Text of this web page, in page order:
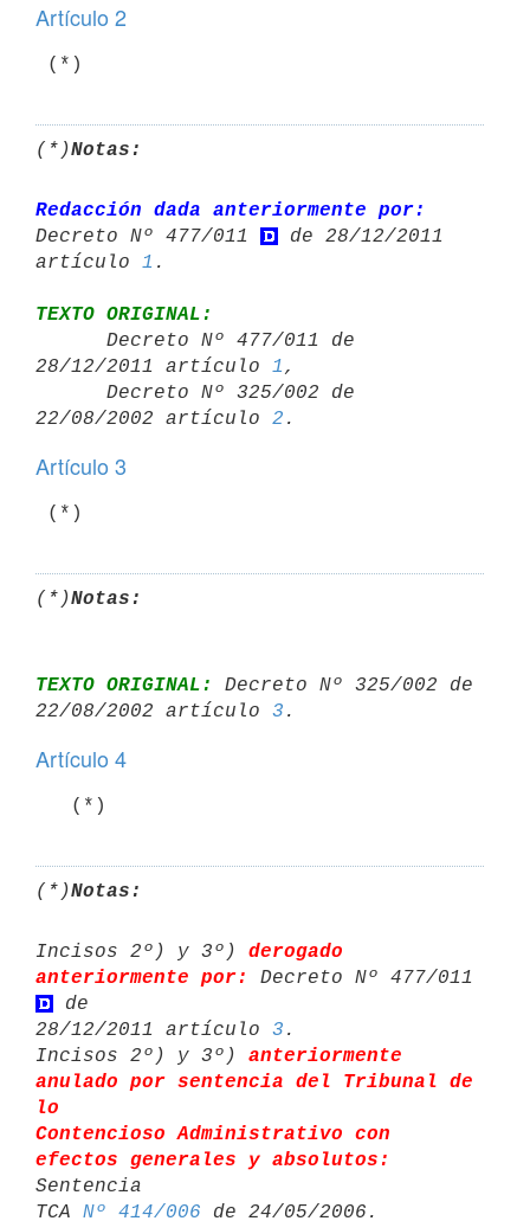
Artículo 2
(*)
(*)Notas:
Redacción dada anteriormente por:
Decreto Nº 477/011
de 28/12/2011
artículo 1
TEXTO ORIGINAL:
28/12/2011 artículo 1 ,
22/08/2002 artículo 2
Artículo 3
(*)
(*)Notas:
TEXTO ORIGINAL:
Decreto Nº 325/002 de
22/08/2002 artículo 3
Artículo 4
   (*)
(*)Notas:
Incisos 2º) y 3º) derogado
anteriormente por:
de
28/12/2011 artículo 3 .
Incisos 2º) y 3º) anteriormente
anulado por sentencia del Tribunal de
lo
Contencioso Administrativo con
efectos generales y absolutos:
Sentencia
TCA Nº 414/006